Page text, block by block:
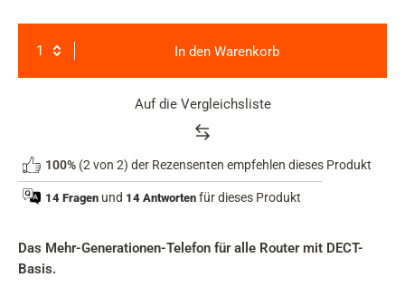
In den Warenkorb
Auf die Vergleichsliste
Product
rating
summary
100% (2 von 2) der Rezensenten empfehlen dieses Produkt
14 Fragen und 14 Antworten für dieses Produkt
Das Mehr-Generationen-Telefon für alle Router mit DECT-
Basis.